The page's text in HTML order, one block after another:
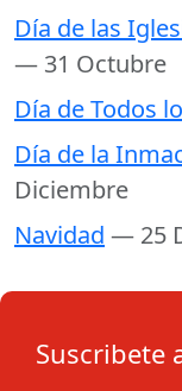
Día de las
— 31 Octubre
Día de Todos
Día de la
Diciembre
Navidad — 25
Suscribete